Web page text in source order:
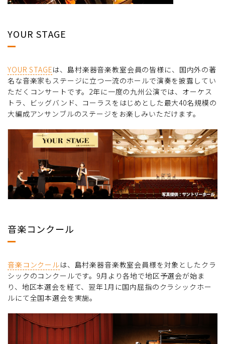
YOUR STAGE
YOUR STAGEは、島村楽器音楽教室会員の皆様に、国内外の著
名な音楽家もステージに立つ一流のホールで演奏を披露してい
ただくコンサートです。2年に一度の九州公演では、オーケス
トラ、ビッグバンド、コーラスをはじめとした最大40名規模の
大編成アンサンブルのステージをお楽しみいただけます。
音楽コンクール
音楽コンクールは、島村楽器音楽教室会員様を対象としたクラ
シックのコンクールです。9月より各地で地区予選会が始ま
り、地区本選会を経て、翌年1月に国内屈指のクラシックホー
ルにて全国本選会を実施。